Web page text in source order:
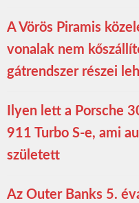
A Vörös Piramis
vonalak nem
gátrendszer részei
Ilyen lett a Porsche
911 Turbo S-e, ami
született
Az Outer Banks 5.